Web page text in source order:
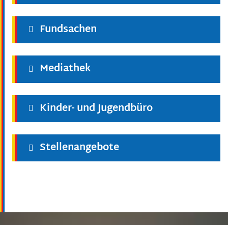
Fundsachen
Mediathek
Kinder- und Jugendbüro
Stellenangebote